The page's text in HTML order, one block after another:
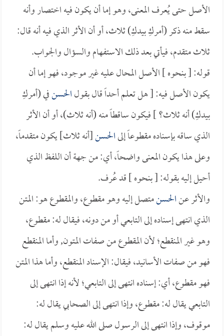
الأصل حتى يُعرف المعنى، وهو إما أن يكون فيه اختصار وأنه
سقط منه ذكر (أمركِ بيدكِ) ثلاث، أو أن الأثر الذي فيه أنه قال:
ثلاث متقدم، فيأتي بعد ذلك الاستفهام والسؤال والجواب.
قوله: [ بنحوه ] الأصل المحال عليه غير موجود، فهو إما أن
يكون الأصل فيه: [ هل تعلم أحداً قال بقولالحسنفي (أمركِ
بيدكِ) أنه ثلاث؟ ] فيكون ساقطاً منه (أنه ثلاث)، أو أن الأثر
الذي ساقه بإسناده مقطوعاً إلىالحسن[أنه ثلاث] يكون متقدماً،
وعلى هذا يكون المعنى واضحاً، أي: من جهة أن اللفظ الذي
أحيل إليه بقوله: [ بنحوه ] قد عُرف.
والأثر عنالحسنمتصل إليه وهو مقطوع، والمقطوع هو: المتن
الذي انتهى إسناده إلى التابعي أو من دونه، فيقال له: مقطوع،
وهو غير المنقطع؛ لأن المقطوع من صفات المتون, وأما المنقطع
فهو من صفات الأسانيد، فيقال: الإسناد المنقطع، وأما هذا المتن
فهو مقطوع، أي: إسناده انتهى إلى التابعي؛ لأنه إذا انتهى إلى
التابعي يقال له: مقطوع، وإذا انتهى إلى الصحابي يقال له:
موقوف، وإذا انتهى إلى الرسول صلى الله عليه وسلم يقال له: